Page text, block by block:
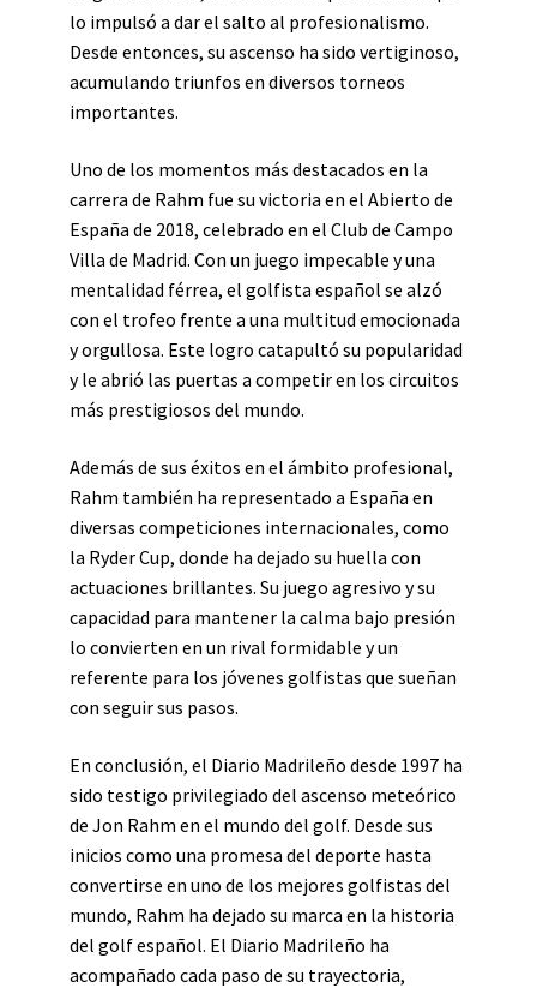
lo impulsó a dar el salto al profesionalismo.
Desde entonces, su ascenso ha sido vertiginoso,
acumulando triunfos en diversos torneos
importantes.
Uno de los momentos más destacados en la
carrera de Rahm fue su victoria en el Abierto de
España de 2018, celebrado en el Club de Campo
Villa de Madrid. Con un juego impecable y una
mentalidad férrea, el golfista español se alzó
con el trofeo frente a una multitud emocionada
y orgullosa. Este logro catapultó su popularidad
y le abrió las puertas a competir en los circuitos
más prestigiosos del mundo.
Además de sus éxitos en el ámbito profesional,
Rahm también ha representado a España en
diversas competiciones internacionales, como
la Ryder Cup, donde ha dejado su huella con
actuaciones brillantes. Su juego agresivo y su
capacidad para mantener la calma bajo presión
lo convierten en un rival formidable y un
referente para los jóvenes golfistas que sueñan
con seguir sus pasos.
En conclusión, el Diario Madrileño desde 1997 ha
sido testigo privilegiado del ascenso meteórico
de Jon Rahm en el mundo del golf. Desde sus
inicios como una promesa del deporte hasta
convertirse en uno de los mejores golfistas del
mundo, Rahm ha dejado su marca en la historia
del golf español. El Diario Madrileño ha
acompañado cada paso de su trayectoria,